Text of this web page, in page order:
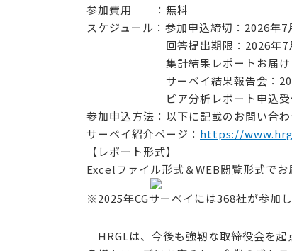
参加費用 ：無料
スケジュール：参加申込締切：2026年7
回答提出期限：2026年7月
集計結果レポートお届け：
サーベイ結果報告会：
ピア分析レポート申込受付：
参加申込方法：以下に記載のお問い合
サーベイ紹介ページ： https://
【レポート形式】
Excelファイル形式＆WEB閲覧形式でお
※2025年CGサーベイには368社が参加
HRGLは、今後も強靭な取締役会を起